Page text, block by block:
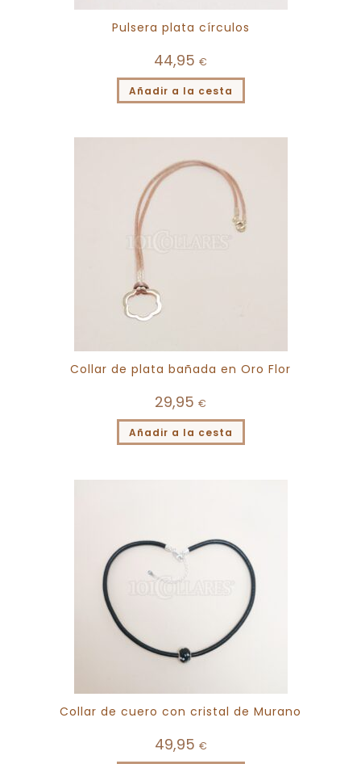
Pulsera plata círculos
44,95 €
Añadir a la cesta
Collar de plata bañada en Oro Flor
29,95 €
Añadir a la cesta
Collar de cuero con cristal de Murano
49,95 €